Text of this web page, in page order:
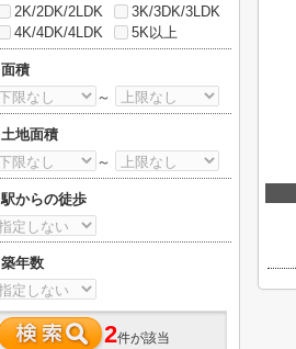
2K/2DK/2LDK
3K/3DK/3LDK
4K/4DK/4LDK
5K以上
面積
～
土地面積
～
駅からの徒歩
築年数
2件が該当